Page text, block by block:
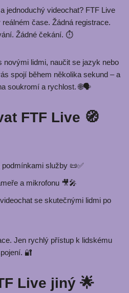
jednoduchý videochat? FTF Live
čase. Žádná registrace.
Žádné čekání. ⏱️
lidmi, naučit se jazyk nebo
spojí během několika sekund – a
soukromí a rychlost. 🌐🗣️
FTF Live 🧭
služby 📜✅
a mikrofonu 🎥🎤
se skutečnými lidmi po
Jen rychlý přístup k lidskému
🔐
Live jiný 🌟